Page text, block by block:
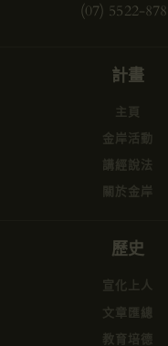
(07) 5522-
計畫
主頁
金岸活動
講經說法
關於金岸
歷史
宣化上人
文章匯總
教育培德